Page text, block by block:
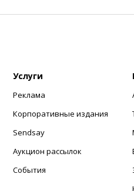
Услуги
Реклама
Корпоративные издания
Sendsay
Аукцион рассылок
События